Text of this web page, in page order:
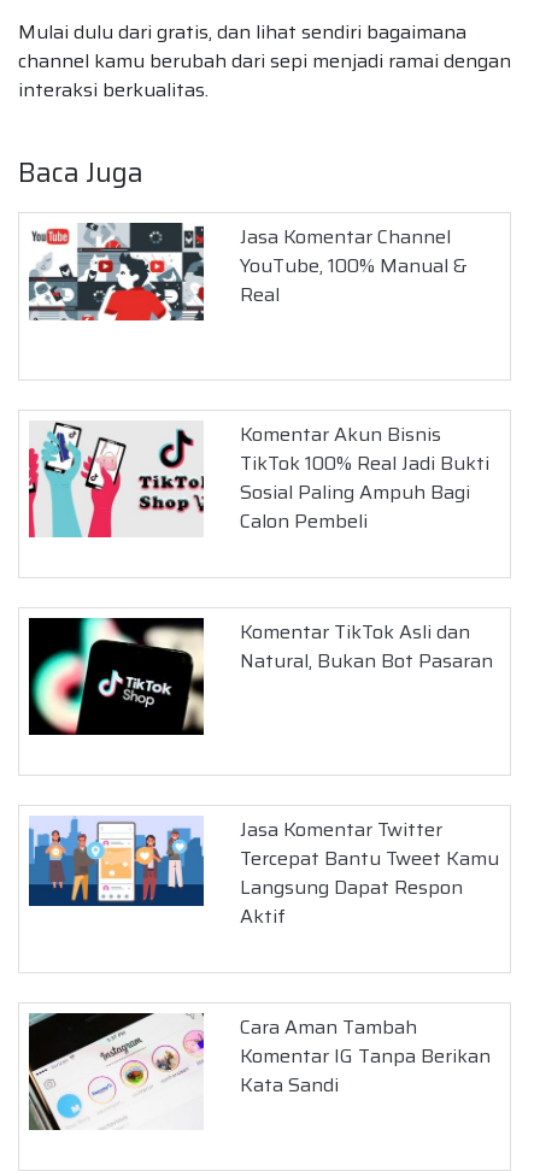
Mulai dulu dari gratis, dan lihat sendiri bagaimana
channel kamu berubah dari sepi menjadi ramai dengan
interaksi berkualitas.
Baca Juga
Jasa Komentar Channel
YouTube, 100% Manual &
Real
Komentar Akun Bisnis
TikTok 100% Real Jadi Bukti
Sosial Paling Ampuh Bagi
Calon Pembeli
Komentar TikTok Asli dan
Natural, Bukan Bot Pasaran
Jasa Komentar Twitter
Tercepat Bantu Tweet Kamu
Langsung Dapat Respon
Aktif
Cara Aman Tambah
Komentar IG Tanpa Berikan
Kata Sandi